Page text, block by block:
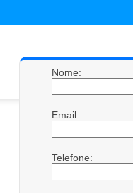
Nome:
Email:
Telefone: